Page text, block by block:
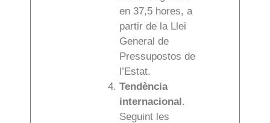
en 37,5 hores, a
partir de la Llei
General de
Pressupostos de
l’Estat.
Tendència
internacional.
Seguint les